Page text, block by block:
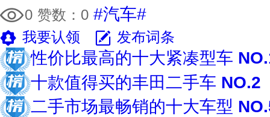
0 赞数： 0 #汽车#
我要认领 发布词条
性价比最高的十大紧凑型车
十款值得买的丰田二手车 NO.2
二手市场最畅销的十大车型